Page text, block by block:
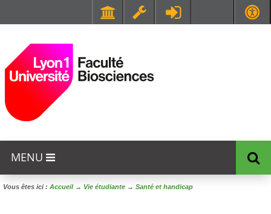
MENU
Vous êtes ici : Accueil→ Vie étudiante → Santé et handicap